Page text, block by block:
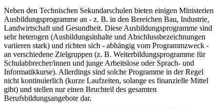
Neben den Technischen Sekundarschulen bieten einigen Ministerien
Ausbildungsprogramme an - z. B. in den Bereichen Bau, Industrie,
Landwirtschaft und Gesundheit. Diese Ausbildungsprogramme sind
sehr heterogen (Ausbildungsinhalte und Abschlussbezeichnungen
variieren stark) und richten sich - abhängig vom Programmzweck -
an verschiedene Zielgruppen (z. B. Weiterbildungsprogramme für
Schulabbrecher/innen und junge Arbeitslose oder Sprach- und
Informatikkurse). Allerdings sind solche Programme in der Regel
nicht kontinuierlich (kurze Laufzeiten, solange es finanzielle Mittel
gibt) und stellen nur einen Bruchteil des gesamten
Berufsbildungsangebote dar.